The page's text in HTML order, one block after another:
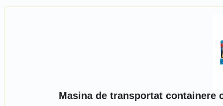
Masina de transportat containere